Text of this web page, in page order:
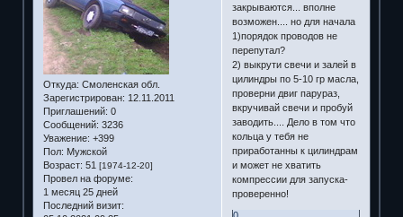
Откуда: Смоленская обл.
Зарегистрирован: 12.11.2011
Приглашений: 0
Сообщений: 3236
Уважение: +399
Пол: Мужской
Возраст: 51 [1974-12-20]
Провел на форуме:
1 месяц 25 дней
Последний визит:
закрываются... вполне
возможен.... но для начала
1)порядок проводов не
перепутал?
2) выкрути свечи и залей в
цилиндры по 5-10 гр масла,
проверни двиг парураз,
вкручивай свечи и пробуй
заводить.... Дело в том что
кольца у тебя не
приработанны к цилиндрам
и может не хватить
компрессии для запуска-
проверенно!